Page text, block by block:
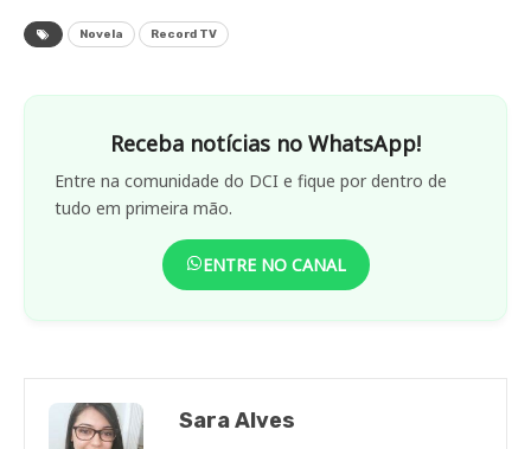
Novela Record TV
Receba notícias no WhatsApp!
Entre na comunidade do DCI e fique por dentro de
tudo em primeira mão.
ENTRE NO CANAL
Sara Alves